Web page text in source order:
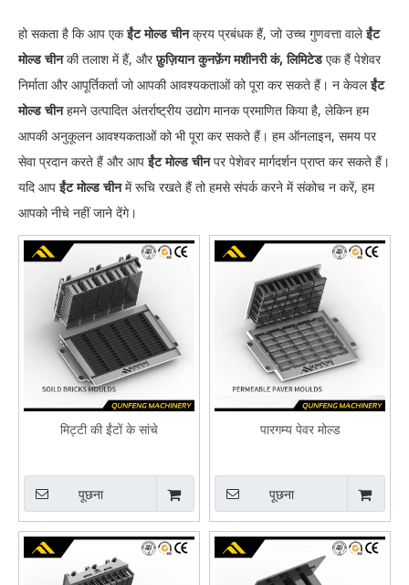
हो सकता है कि आप एकईंट मोल्ड चीनक्रय प्रबंधक हैं, जो उच्च गुणवत्ता वालेईंट
मोल्ड चीनकी तलाश में हैं, औरफ़ुज़ियान कुनफ़ेंग मशीनरी कं, लिमिटेडएक हैं पेशेवर
निर्माता और आपूर्तिकर्ता जो आपकी आवश्यकताओं को पूरा कर सकते हैं। न केवलईंट
मोल्ड चीनहमने उत्पादित अंतर्राष्ट्रीय उद्योग मानक प्रमाणित किया है, लेकिन हम
आपकी अनुकूलन आवश्यकताओं को भी पूरा कर सकते हैं। हम ऑनलाइन, समय पर
सेवा प्रदान करते हैं और आपईंट मोल्ड चीनपर पेशेवर मार्गदर्शन प्राप्त कर सकते हैं।
यदि आपईंट मोल्ड चीनमें रूचि रखते हैं तो हमसे संपर्क करने में संकोच न करें, हम
आपको नीचे नहीं जाने देंगे।
मिट्टी की ईंटों के सांचे
पूछना
पारगम्य पेवर मोल्ड
पूछना